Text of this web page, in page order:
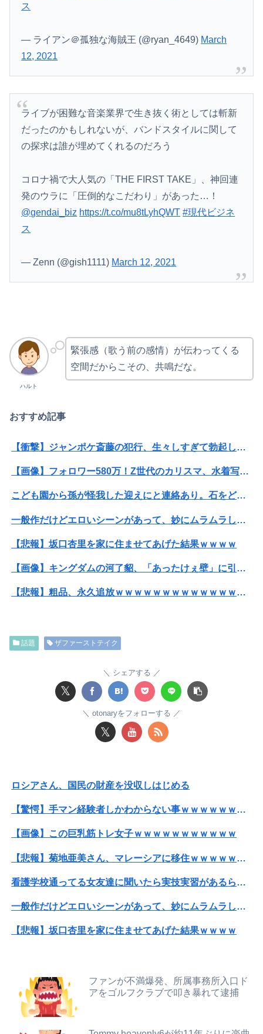
ス
— ライアン＠孤独な海賊王 (@ryan_4649) March
12, 2021
ライブが困難な音楽業界で生き抜く術としては斬新
だったのかもしれないが、バンドスタイルに関して
の探求は誰が埋めてくれるのだろう
コロナ禍で大人気の「THE FIRST TAKE」、神回連
発のウラに「圧倒的なこだわり」があった…！
@gendai_biz https://t.co/mu8tLyhQWT #現代ビジネ
ス
— Zenn (@gish1111) March 12, 2021
ハルト
緊張感（歌う前の感情）が伝わってくる
空間だからこその、共鳴だな。
おすすめ記事
【衝撃】ジャンポケ斎藤の犯行、生々しすぎて勃起してしまうレベルｗｗｗｗｗ
【画像】フォロワー580万！Z世代のカリスマ、水着写真集の発売決定wwwwwさくら、沖縄を舞台にカワイイが爆発！！！
こども園から孫が怪我した迎えにと連絡あり。石をどかしてミミズ集め足の上に石を落としたそうな
一般作だけどエロいシーンがあって、妙にムラムラしてしまった作品
【悲報】坂口杏里を家に住ませてあげた結果ｗｗｗｗ
【画像】キングダムの河了貂、「あったけぇ壁」に引き続き更に味方をぶっ殺す作戦を実行する
【悲報】粗品、永久追放ｗｗｗｗｗｗｗｗｗｗｗｗｗｗｗ（証拠あり）
【画像】20年前のAV、キチガイすぎるwwwwww
伊藤百花ってAKB色が強くなりすぎて移籍が難しくなりそうな件？【AKB48いともも】
彼女と同棲初めたら家に物が5倍くらい増えてストレスヤバい。3LDKで余裕だろと思ってたけど全部埋めやがった
【画像】TWICE・サナ、ライブ衣装で黒の見せパンちら見せ
病院の待合室で子供がドタバタ走ってギャーギャー騒いでても親はスマホポチポチか談笑で放置
ロシアさん、国民の財産を没収しはじめる
【速報】トランプ大統領「米国籍を目的とした「出産ツーリズム」を禁止する！中国人が子供の国籍目的に出産しに来るのはおかしい！」ｗｗｗｗｗｗｗｗｗｗ...
【岡山県】果樹園からマスカット約200房を盗んだ無職男性を逮捕「ぶどうを売って生活費に充てていた」※氏名非公開
話題 ザファーストテイク
シェアする
𝕏
otonaryをフォローする
𝕏
ロシアさん、国民の財産を没収しはじめる
【驚愕】手マン経験者しかわからない事ｗｗｗｗｗｗｗｗｗｗｗｗwwww
【画像】この巨乳筋トレ女子ｗｗｗｗｗｗｗｗｗｗｗ
【悲報】菊地亜美さん、マレーシアに移住ｗｗｗｗｗｗｗｗｗｗｗｗｗｗｗｗｗｗｗｗｗｗｗｗｗ
看護学校通ってる女友達に聞いたら実技実習があるらしい→こうなるwww
一般作だけどエロいシーンがあって、妙にムラムラしてしまった作品
【悲報】坂口杏里を家に住ませてあげた結果ｗｗｗｗ
【悲報】粗品、永久追放ｗｗｗｗｗｗｗｗｗｗｗｗｗｗｗ（証拠あり）
【衝撃】ジャンポケ斎藤の犯行、生々しすぎて勃起してしまうレベルｗｗｗｗｗ
ファンが不満爆発、所属事務所入口ド
アをゴルフクラブで叩き暴れて逮捕